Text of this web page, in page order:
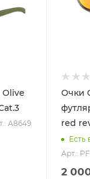
А8649
Очки
red
Есть
Арт.:
2